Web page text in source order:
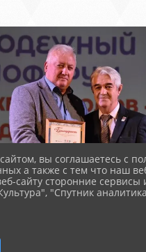
вы соглашаетесь с
а также с тем что наш
сайту сторонние сервисы
"Спутник